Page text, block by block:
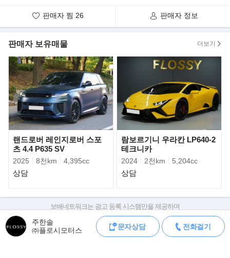
- 헤드레스트 RR 모노그램 자수 400만원
- 뒷좌석 전동 커튼 1,400만원
- Gloss Clear 컬러
- 휠 페이스 Brushed 옵션
- 휠 스포크 사이 포켓 안 Polished 옵션
▶롤스로이스, 럭셔리 끝판왕 '8세대 뉴 팬텀' 최초 공개..
뉴 팬텀은 '럭셔리 아키텍쳐'로 불리는 알루미늄 프레임을 기반으로,
기존 7세대에 비해 더욱 가벼우면서도
차체 강성은 30% 높였다. 여타 자동차 브랜드가 플랫폼을 공유하는
것과 반대로 럭셔리 아키텍쳐는 오직
롤스로이스만을 위한 새로운 뼈대이다.
판매자 찜 26 판매자 정보
판매자 보유매물 더보기
랜드로버 레인지로버 스포
츠 4.4 P635 SV
2025 8천km 4,395cc
상담
람보르기니 우라칸 LP640-2
테크니카
2024 2천km 5,204cc
상담
주한솔
㈜플로시모터스
문자상담 전화걸기
보배네트워크는 광고 등록 시스템만을 제공하며
판매자가 직접 등록한 내용에 대한 모든 책임은 판매자에게 있습니다.
차량 구매 시 차량등록증, 성능점검기록부, 실제 차량 상태,
차대번호 조회로 직접 정보를 확인하세요.